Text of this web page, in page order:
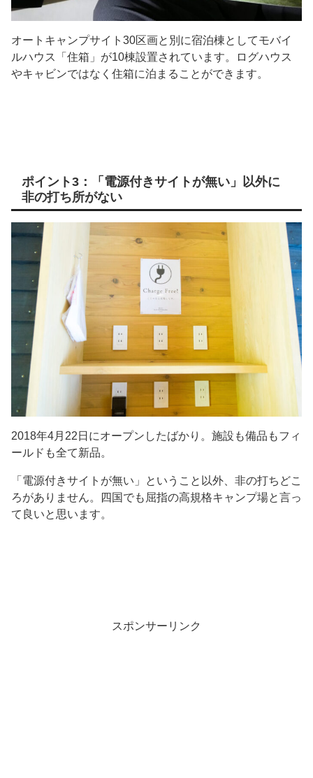
オートキャンプサイト30区画と別に宿泊棟としてモバイ
ルハウス「住箱」が10棟設置されています。ログハウス
やキャビンではなく住箱に泊まることができます。
ポイント3：「電源付きサイトが無い」以外に
非の打ち所がない
2018年4月22日にオープンしたばかり。施設も備品もフィ
ールドも全て新品。
「電源付きサイトが無い」ということ以外、非の打ちどこ
ろがありません。四国でも屈指の高規格キャンプ場と言っ
て良いと思います。
スポンサーリンク